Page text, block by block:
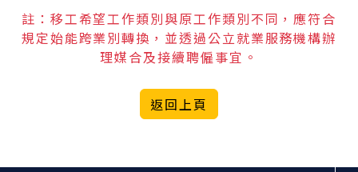
註：移工希望工作類別與原工作類別不同，應符合
規定始能跨業別轉換，並透過公立就業服務機構辦
理媒合及接續聘僱事宜。
返回上頁